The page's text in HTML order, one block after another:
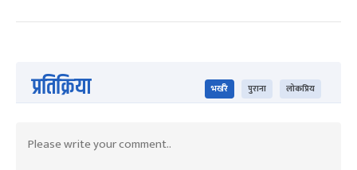
प्रतिक्रिया भर्खरै पुराना लोकप्रिय